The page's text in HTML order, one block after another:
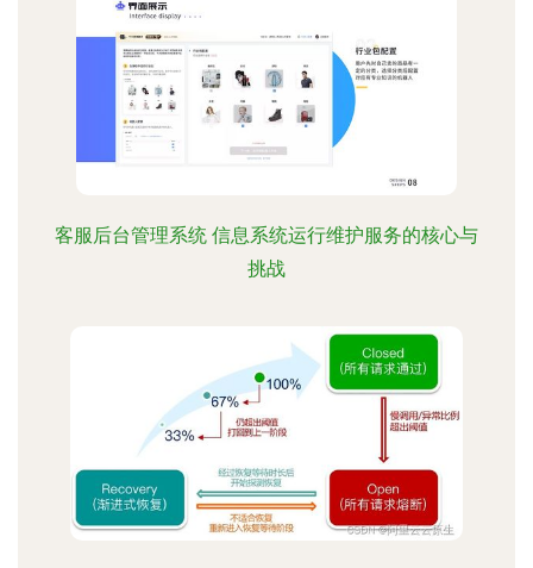
客服后台管理系统 信息系统运行维护服务的核心与
挑战